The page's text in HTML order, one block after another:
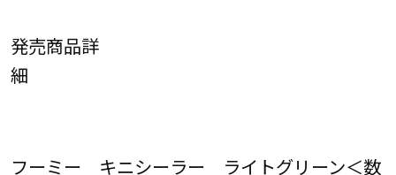
発売商品詳
細
フーミー キニシーラー ライトグリーン＜数